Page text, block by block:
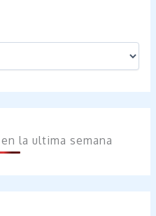
la ultima semana